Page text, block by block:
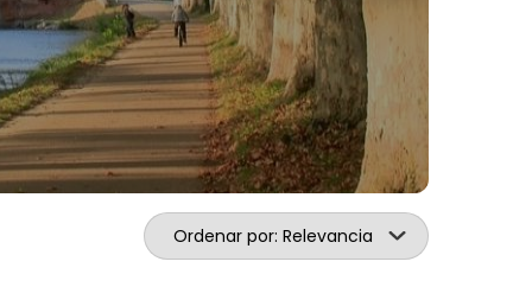
Ordenar por: Relevancia